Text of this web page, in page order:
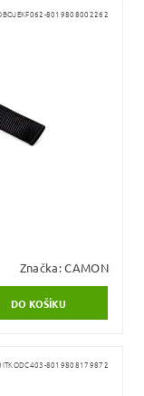
8019808002262
Značka:CAMON
8019808179872